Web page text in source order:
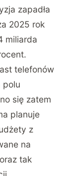
zapadła
2025 rok
miliarda
telefonów
polu
się zatem
planuje
z
na
tak